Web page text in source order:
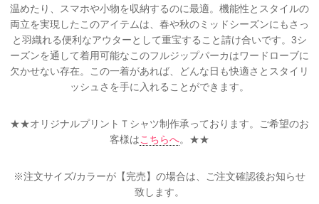
温めたり、スマホや小物を収納するのに最適。機能性とスタイルの
両立を実現したこのアイテムは、春や秋のミッドシーズンにもさっ
と羽織れる便利なアウターとして重宝すること請け合いです。3シ
ーズンを通して着用可能なこのフルジップパーカはワードローブに
欠かせない存在。この一着があれば、どんな日も快適さとスタイリ
ッシュさを手に入れることができます。
★★オリジナルプリントＴシャツ制作承っております。ご希望のお
客様はこちらへ。★★
※注文サイズ/カラーが【完売】の場合は、ご注文確認後お知らせ
致します。